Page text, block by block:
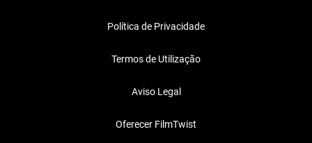
Política de Privacidade
Termos de Utilização
Aviso Legal
Oferecer FilmTwist